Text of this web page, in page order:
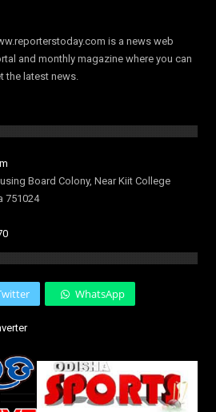
is a news web
and monthly magazine where you can
the latest news.
Board Colony, Near Kiit College
751024
WhatsApp